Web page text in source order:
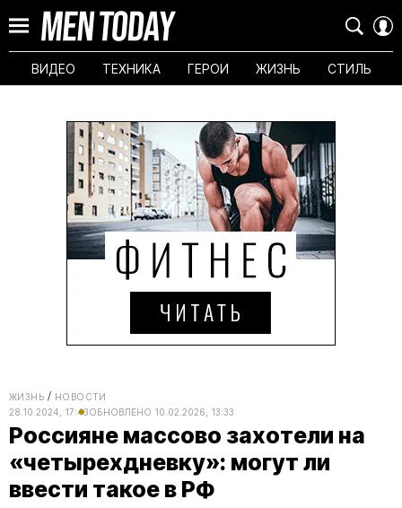
ВИДЕО ТЕХНИКА ГЕРОИ ЖИЗНЬ СТИЛЬ
ЖИЗНЬ
НОВОСТИ
28.10.2024, 17:43ОБНОВЛЕНО 10.02.2026, 13:33
Россияне массово захотели на
«четырехдневку»: могут ли
ввести такое в РФ